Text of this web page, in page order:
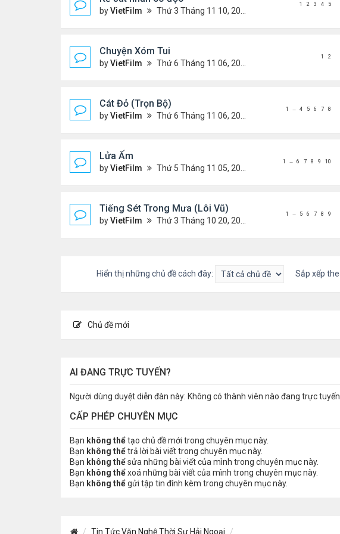
byVietFilm Thứ 3 Tháng 11 10, 2020 9:58 am
1 2 3 4 5
Chuyện Xóm Tui
byVietFilm Thứ 6 Tháng 11 06, 2020 4:47 pm
1 2
Cát Đỏ (Trọn Bộ)
byVietFilm Thứ 6 Tháng 11 06, 2020 2:02 pm
1 … 4 5 6 7 8
Lửa Ấm
byVietFilm Thứ 5 Tháng 11 05, 2020 11:33 pm
1 … 6 7 8 9 10
Tiếng Sét Trong Mưa (Lôi Vũ)
byVietFilm Thứ 3 Tháng 10 20, 2020 9:50 pm
1 … 5 6 7 8 9
Hiển thị những chủ đề cách đây: Sắp xếp
Chủ đề mới
AI ĐANG TRỰC TUYẾN?
Người dùng duyệt diễn đàn này: Không có thành viên nào đang trực
CẤP PHÉP CHUYÊN MỤC
Bạn không thểtạo chủ đề mới trong chuyên mục này.
Bạn không thểtrả lời bài viết trong chuyên mục này.
Bạn không thểsửa những bài viết của mình trong chuyên mục này.
Bạn không thểxoá những bài viết của mình trong chuyên mục này.
Bạn không thểgửi tập tin đính kèm trong chuyên mục này.
Tin Tức Văn Nghệ Thời Sự Hải Ngoại